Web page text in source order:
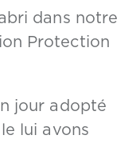
dans notre
Protection
jour adopté
lui avons